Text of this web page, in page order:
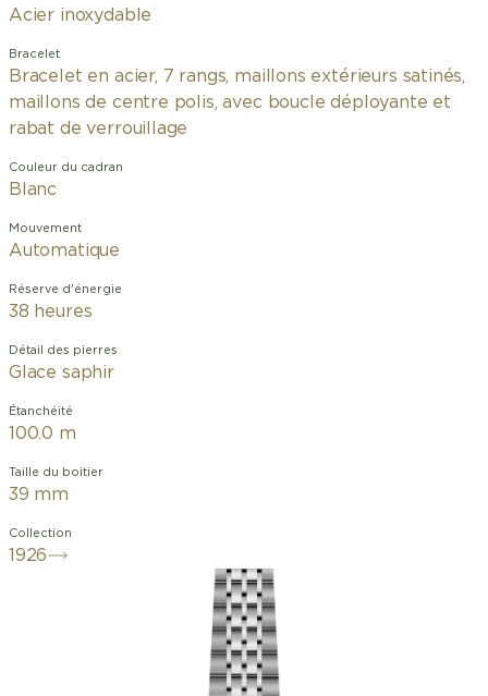
Acier inoxydable
Bracelet
Bracelet en acier, 7 rangs, maillons extérieurs satinés,
maillons de centre polis, avec boucle déployante et
rabat de verrouillage
Couleur du cadran
Blanc
Mouvement
Automatique
Réserve d'énergie
38 heures
Détail des pierres
Glace saphir
Étanchéité
100.0 m
Taille du boitier
39 mm
Collection
1926